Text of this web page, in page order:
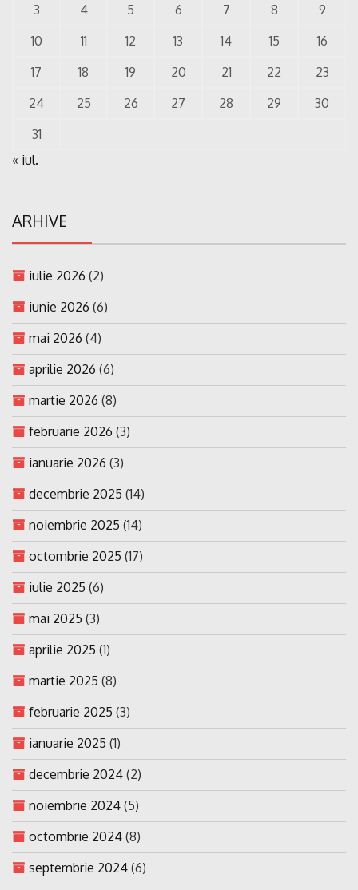
3
4 5 6 7 8
9
10
11 12 13 14 15
16
17
18 19 20 21 22
23
24
25 26 27 28 29
30
31
« iul.
ARHIVE
iulie 2026 (2)
iunie 2026 (6)
mai 2026 (4)
aprilie 2026 (6)
martie 2026 (8)
februarie 2026 (3)
ianuarie 2026 (3)
decembrie 2025 (14)
noiembrie 2025 (14)
octombrie 2025 (17)
iulie 2025 (6)
mai 2025 (3)
aprilie 2025 (1)
martie 2025 (8)
februarie 2025 (3)
ianuarie 2025 (1)
decembrie 2024 (2)
noiembrie 2024 (5)
octombrie 2024 (8)
septembrie 2024 (6)